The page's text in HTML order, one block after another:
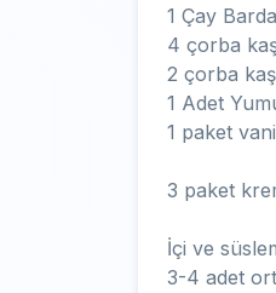
1 Çay
4 çorba
2 çorba
1 Adet
1 paket
3 paket
İçi ve
3-4 adet